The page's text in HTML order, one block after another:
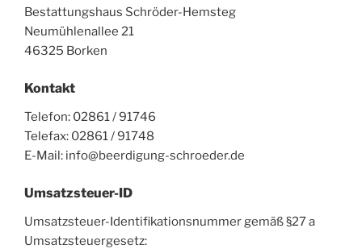
Bestattungshaus Schröder-Hemsteg
Neumühlenallee 21
46325 Borken
Kontakt
Telefon: 02861 / 91746
Telefax: 02861 / 91748
E-Mail: info@beerdigung-schroeder.de
Umsatzsteuer-ID
Umsatzsteuer-Identifikationsnummer gemäß §27 a
Umsatzsteuergesetz: